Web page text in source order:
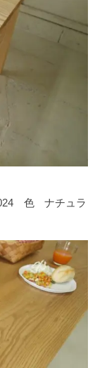
024 色 ナチュラ